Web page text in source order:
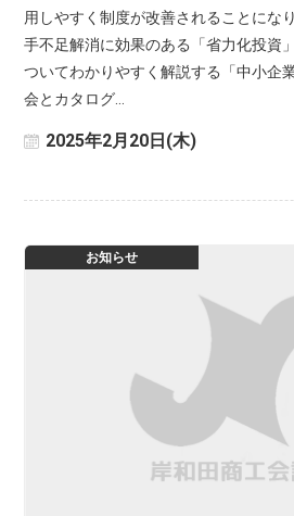
用しやすく制度が改善されることにな
手不足解消に効果のある「省力化投資
ついてわかりやすく解説する「中小企
会とカタログ…
2025年2月20日(木)
お知らせ